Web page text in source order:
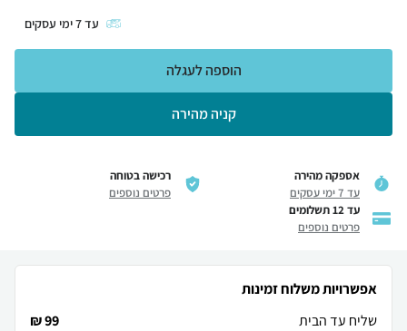
עד7ימי עסקים
קניה מהירה
הוספה לעגלה
אספקה מהירה
עד 7 ימי עסקים
רכישה בטוחה
פרטים נוספים
עד 12 תשלומים
פרטים נוספים
אפשרויות משלוח זמינות
שליח עד הבית
99 ₪